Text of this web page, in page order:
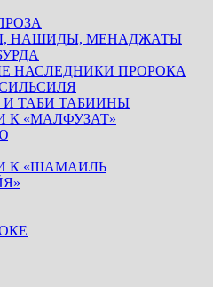
НАШИДЫ, МЕНАДЖАТЫ
НАСЛЕДНИКИ ПРОРОКА
ТАБИ ТАБИИНЫ
«МАЛФУЗАТ»
К «ШАМАИЛЬ